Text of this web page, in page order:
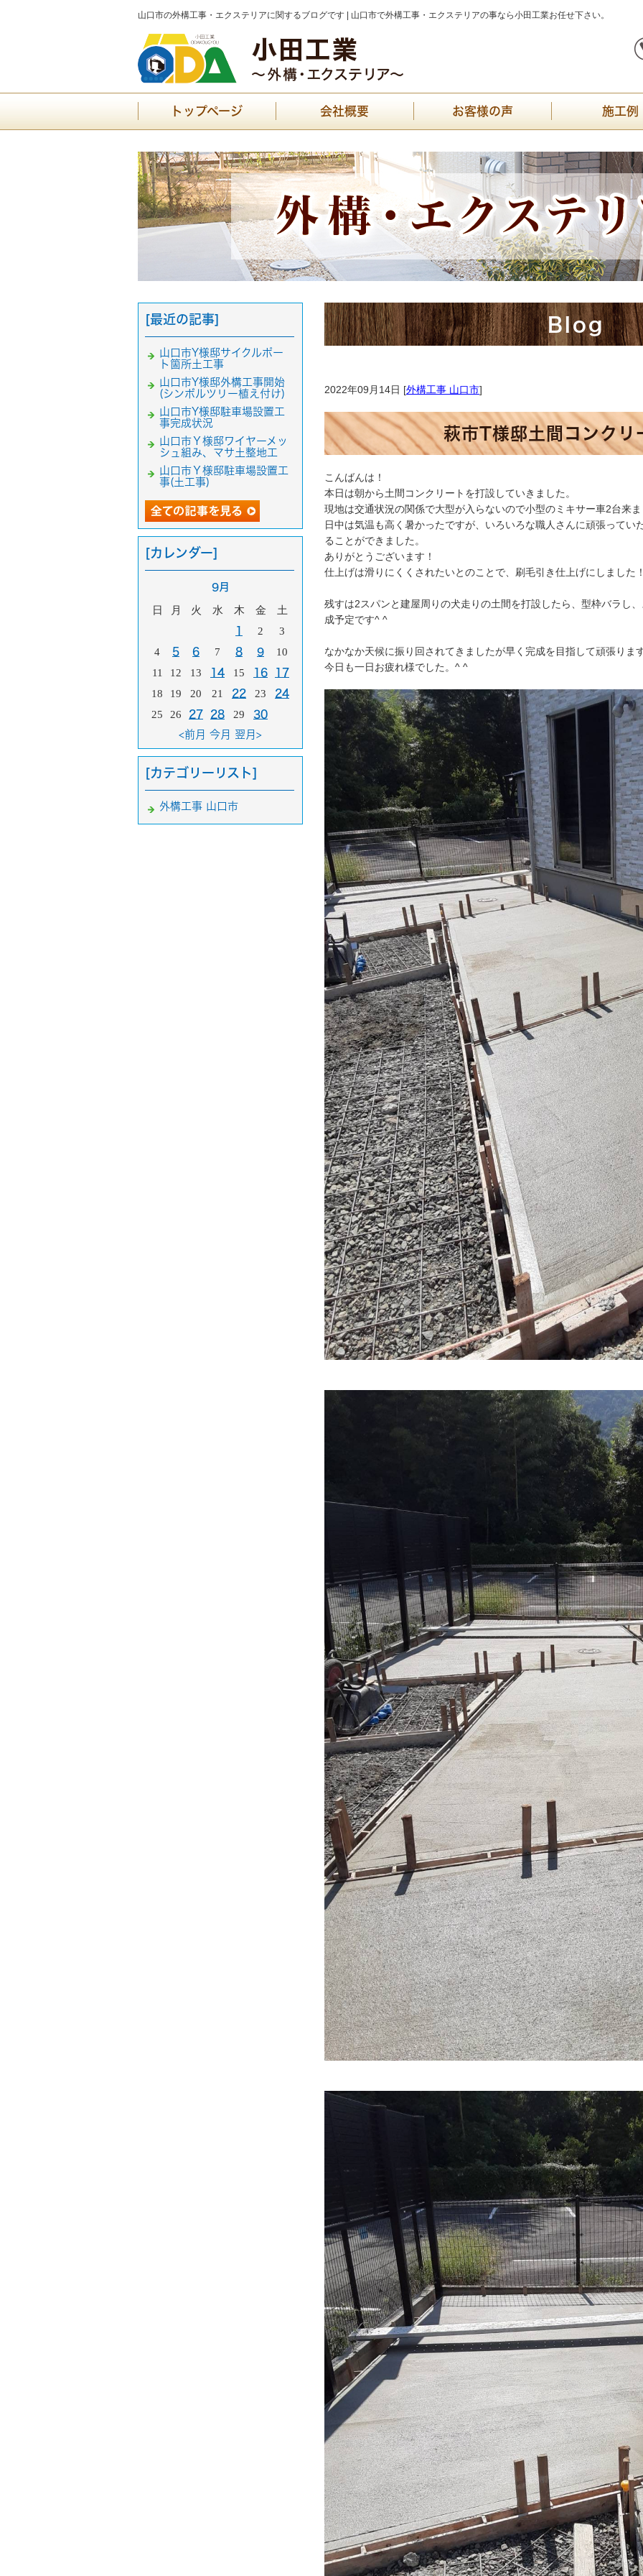
山口市の外構工事・エクステリアに関するブログです | 山口市で外構工事・エクステリアの事なら小田工業お任せ下さい。
トップページ 会社概要 お客様の声 施工例
Blog
2022年09月14日 [外構工事 山口市]
萩市T様邸土間コンクリ
こんばんは！
本日は朝から土間コンクリートを打設していきました。
現地は交通状況の関係で大型が入らないので小型のミキサー車2台来
日中は気温も高く暑かったですが、いろいろな職人さんに頑張ってい
ることができました。
ありがとうございます！
仕上げは滑りにくくされたいとのことで、刷毛引き仕上げにしました
残すは2スパンと建屋周りの犬走りの土間を打設したら、型枠バラし
成予定です^ ^
なかなか天候に振り回されてきましたが早く完成を目指して頑張りま
今日も一日お疲れ様でした。^ ^
[最近の記事]
山口市Y様邸サイクルポー
ト箇所土工事
山口市Y様邸外構工事開始
(シンボルツリー植え付け)
山口市Y様邸駐車場設置工
事完成状況
山口市Ｙ様邸ワイヤーメッ
シュ組み、マサ土整地工
山口市Ｙ様邸駐車場設置工
事(土工事)
[カレンダー]
9月
日 月 火 水 木 金 土
1 2
3
4
5 6 7 8 9
10
11
12 13 14 15 16 17
18 19 20 21 22 23 24
25 26 27 28 29
30
<前月 今月 翌月>
[カテゴリーリスト]
外構工事 山口市